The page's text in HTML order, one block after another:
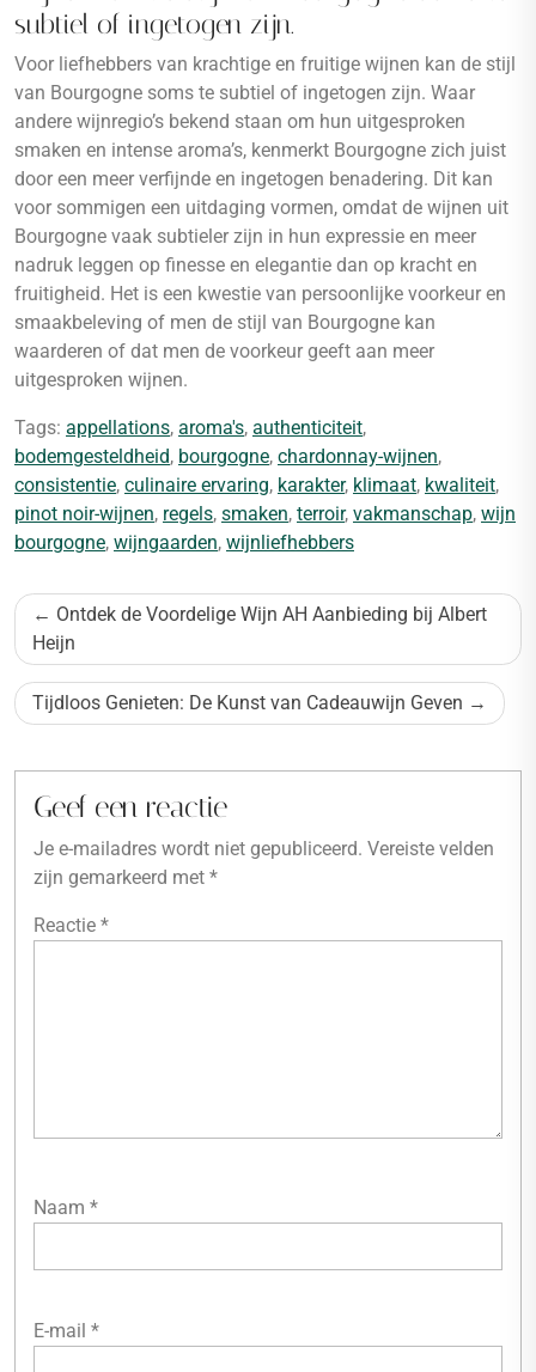
subtiel of ingetogen zijn.
Voor liefhebbers van krachtige en fruitige wijnen kan de stijl
van Bourgogne soms te subtiel of ingetogen zijn. Waar
andere wijnregio’s bekend staan om hun uitgesproken
smaken en intense aroma’s, kenmerkt Bourgogne zich juist
door een meer verfijnde en ingetogen benadering. Dit kan
voor sommigen een uitdaging vormen, omdat de wijnen uit
Bourgogne vaak subtieler zijn in hun expressie en meer
nadruk leggen op finesse en elegantie dan op kracht en
fruitigheid. Het is een kwestie van persoonlijke voorkeur en
smaakbeleving of men de stijl van Bourgogne kan
waarderen of dat men de voorkeur geeft aan meer
uitgesproken wijnen.
Tags: appellations, aroma's, authenticiteit,
bodemgesteldheid, bourgogne, chardonnay-wijnen,
consistentie, culinaire ervaring, karakter, klimaat, kwaliteit,
pinot noir-wijnen, regels, smaken, terroir, vakmanschap, wijn
bourgogne, wijngaarden, wijnliefhebbers
Bericht
navigatie
Ontdek de Voordelige Wijn AH Aanbieding bij Albert
Heijn
Tijdloos Genieten: De Kunst van Cadeauwijn Geven
Geef een reactie
Je e-mailadres wordt niet gepubliceerd. Vereiste velden
zijn gemarkeerd met *
Reactie *
Naam *
E-mail *